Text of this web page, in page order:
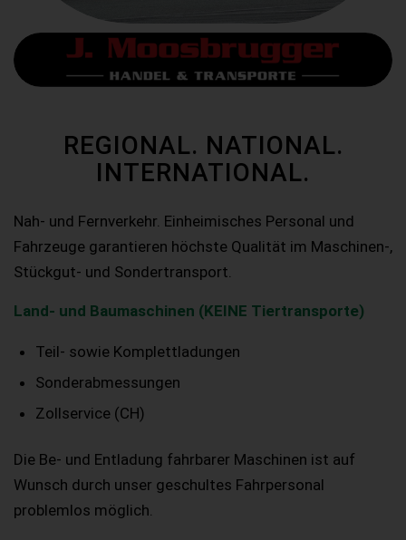
REGIONAL. NATIONAL.
INTERNATIONAL.
Nah- und Fernverkehr. Einheimisches Personal und
Fahrzeuge garantieren höchste Qualität im Maschinen-,
Stückgut- und Sondertransport.
Land- und Baumaschinen (KEINE Tiertransporte)
Teil- sowie Komplettladungen
Sonderabmessungen
Zollservice (CH)
Die Be- und Entladung fahrbarer Maschinen ist auf
Wunsch durch unser geschultes Fahrpersonal
problemlos möglich.